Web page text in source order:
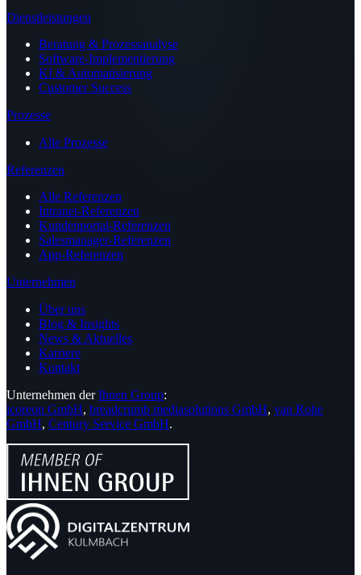
Dienstleistungen
Beratung & Prozessanalyse
Software-Implementierung
KI & Automatisierung
Customer Success
Prozesse
Alle Prozesse
Referenzen
Alle Referenzen
Intranet-Referenzen
Kundenportal-Referenzen
Salesmanager-Referenzen
App-Referenzen
Unternehmen
Über uns
Blog & Insights
News & Aktuelles
Karriere
Kontakt
Unternehmen derIhnen Group:
icoreon GmbH, breadcrumb mediasolutions GmbH, van Rohe
GmbH, Century Service GmbH.